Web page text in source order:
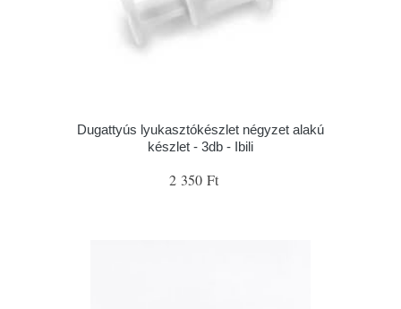
Dugattyús lyukasztókészlet négyzet alakú
készlet - 3db - Ibili
2 350 Ft